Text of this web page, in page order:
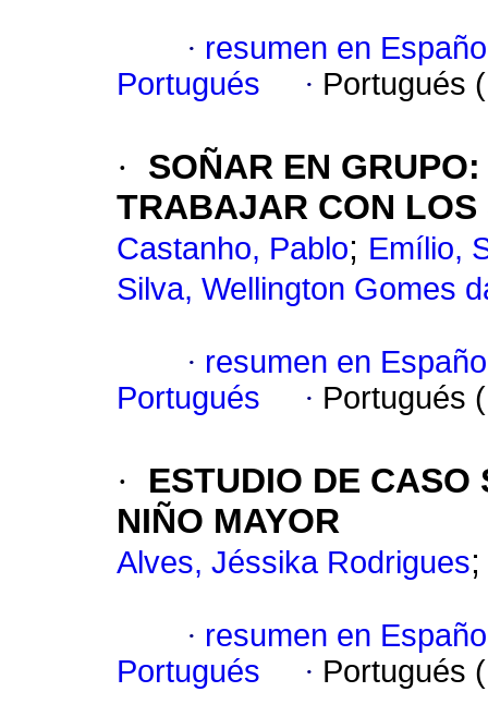
· resumen en
Portugués
· Portugués
· SOÑAR EN GRUPO
TRABAJAR CON LOS
Castanho, Pablo; Emílio,
Silva, Wellington Gomes
· resumen en
Portugués
· Portugués
·
ESTUDIO DE CASO
NIÑO MAYOR
Alves, Jéssika Rodrigues
· resumen en
Portugués
· Portugués